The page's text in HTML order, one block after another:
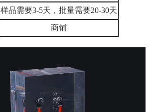
样品需要3-5天，批量需要20-30天
商铺